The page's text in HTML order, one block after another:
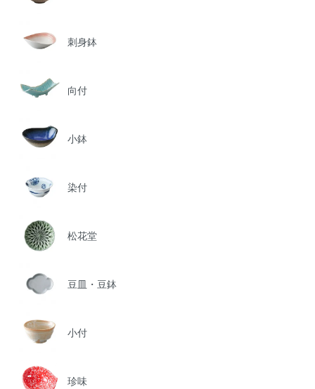
刺身鉢
向付
小鉢
染付
松花堂
豆皿・豆鉢
小付
珍味